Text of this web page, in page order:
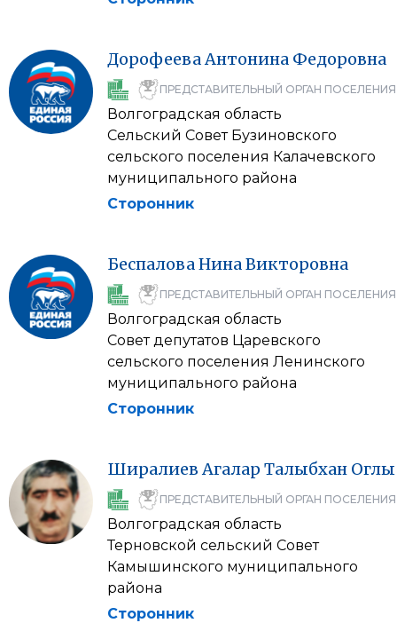
ДорофееваАнтонина Федоровна
ПРЕДСТАВИТЕЛЬНЫЙ ОРГАН ПОСЕЛЕНИЯ
Волгоградская область
Сельский Совет Бузиновского
сельского поселения Калачевского
муниципального района
Сторонник
БеспаловаНинаВикторовна
ПРЕДСТАВИТЕЛЬНЫЙ ОРГАН ПОСЕЛЕНИЯ
Волгоградская область
Совет депутатов Царевского
сельского поселения Ленинского
муниципального района
Сторонник
Ширалиев Агалар Талыбхан Оглы
ПРЕДСТАВИТЕЛЬНЫЙ ОРГАН ПОСЕЛЕНИЯ
Волгоградская область
Терновской сельский Совет
Камышинского муниципального
района
Сторонник